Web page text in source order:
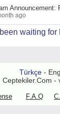
Announcement:
ago
waiting for
Türkçe-
Ceptekiler.Com -
F.A.Q